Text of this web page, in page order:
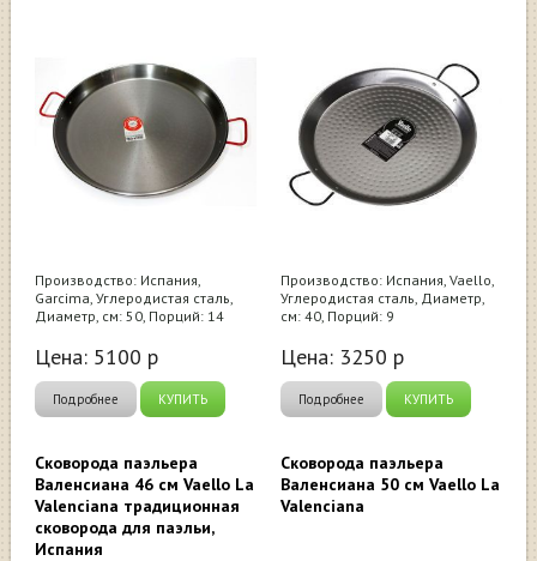
Производство: Испания,
Garcima, Углеродистая сталь,
Диаметр, см: 50, Порций: 14
Цена: 5100 р
Подробнее КУПИТЬ
Производство: Испания, Vaello,
Углеродистая сталь, Диаметр,
см: 40, Порций: 9
Цена: 3250 р
Подробнее КУПИТЬ
Сковорода паэльера
Валенсиана 46 см Vaello La
Valenciana традиционная
сковорода для паэльи,
Испания
Cковорода паэльера
Валенсиана 50 см Vaello La
Valenciana